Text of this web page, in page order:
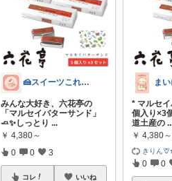
🍰スイーツこれくしょんず🧁
みんな大好き、六花亭の
「マルセイバターサンド」
🧈✨ ​しっとり ...
￥ 4,380～
0 0 3
コレ いいね
* マルセ
個入り×3
道土産の
￥ 4,380～
きりん
0 0